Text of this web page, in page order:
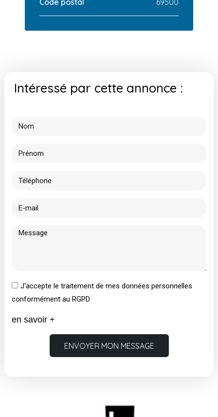
Code postal 69500
Intéressé par cette annonce :
J'accepte le traitement de mes données personnelles
conformément au RGPD
en savoir +
ENVOYER MON MESSAGE